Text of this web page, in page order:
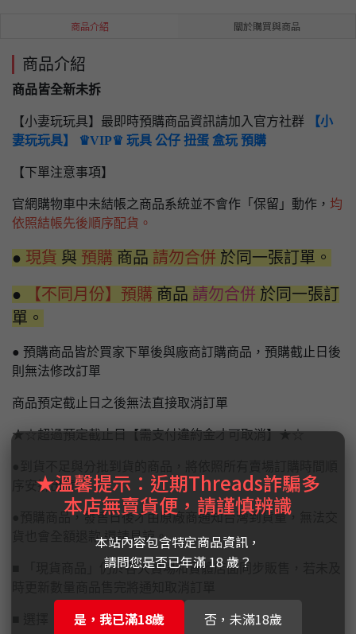
商品介紹 關於購買與商品
商品介紹
商品皆全新未拆
【小妻玩玩具】最即時預購商品資訊請加入官方社群
【小
妻玩玩具】 ♛VIP♛ 玩具 公仔 扭蛋 盒玩 預購
【下單注意事項】
官網購物車中未結帳之商品系統並不會作「保留」動作， 均
依照結帳先後順序配貨。
● 現貨 與 預購 商品 請勿合併 於同一張訂單。
● 【不同月份】預購 商品 請勿合併 於同一張訂
單。
● 預購商品皆於買家下單後與廠商訂購商品，預購截止日後
則無法修改訂單
商品預定截止日之後無法直接取消訂單
★☆超過預定截止日【需支付違約金才可取消】★☆
序安排出貨。
●預購商品，發售日後才由原廠商通知台灣到貨量，無法交
貨也會全額退款,還請見諒。
■ 「現貨商品」仍於各大賣場和實體店面同步販售，若未及
■ 選擇【實體門市自取】請先付款完畢才予以保留
★溫馨提示：近期Threads詐騙多
本店無賣貨便，請謹慎辨識
本站內容包含特定商品資訊，
請問您是否已年滿 18 歲？
是，我已滿18歲 否，未滿18歲